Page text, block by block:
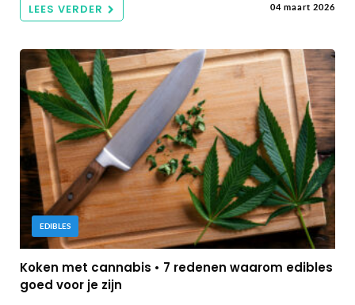
LEES VERDER 04 maart 2026
EDIBLES
Koken met cannabis • 7 redenen waarom edibles
goed voor je zijn